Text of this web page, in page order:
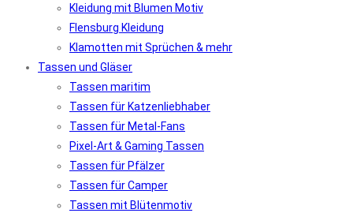
Kleidung mit Blumen Motiv
Flensburg Kleidung
Klamotten mit Sprüchen & mehr
Tassen und Gläser
Tassen maritim
Tassen für Katzenliebhaber
Tassen für Metal-Fans
Pixel-Art & Gaming Tassen
Tassen für Pfälzer
Tassen für Camper
Tassen mit Blütenmotiv